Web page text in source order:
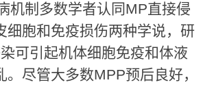
机制多数学者认同MP直接侵
细胞和免疫损伤两种学说，研
可引起机体细胞免疫和体液
。尽管大多数MPP预后良好，